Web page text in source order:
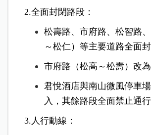
2.全面封閉路段：
松壽路、市府路、松智路
～松仁）等主要道路全面封
市府路（松高～松壽）改為
君悅酒店與南山微風停車
入，其餘路段全面禁止通行
3.人行動線：